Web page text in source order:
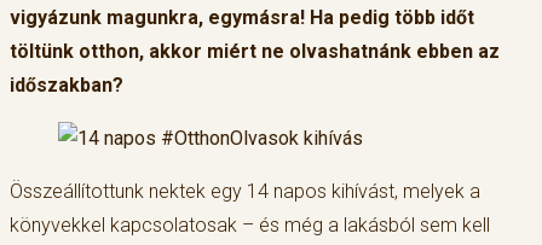
vigyázunk magunkra, egymásra! Ha pedig több időt
töltünk otthon, akkor miért ne olvashatnánk ebben az
időszakban?
Összeállítottunk nektek egy 14 napos kihívást, melyek a
könyvekkel kapcsolatosak – és még a lakásból sem kell